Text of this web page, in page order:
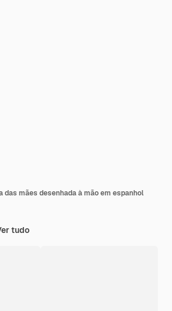
das mães desenhada à mão em espanhol
tudo